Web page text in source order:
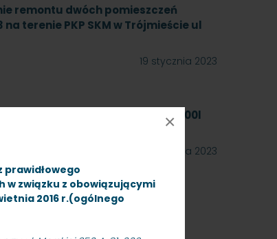
prawidłowego
związku z obowiązującymi
2016 r.(ogólnego
×
remontu dwóch pomieszczeń
terenie PKP SKM w Trójmieście ul
19 stycznia 2023
płynu AdBlue o pojemności 5000l
13 stycznia 2023
nakładek węglowych do